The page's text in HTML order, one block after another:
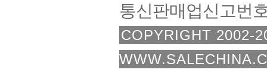
통신판매업신고번
COPYRIGHT 2002-